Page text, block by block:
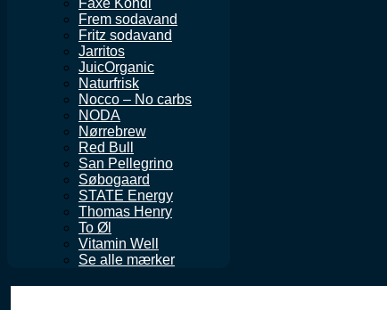
Faxe Kondi
Frem sodavand
Fritz sodavand
Jarritos
JuicOrganic
Naturfrisk
Nocco – No carbs
NODA
Nørrebrew
Red Bull
San Pellegrino
Søbogaard
STATE Energy
Thomas Henry
To Øl
Vitamin Well
Se alle mærker